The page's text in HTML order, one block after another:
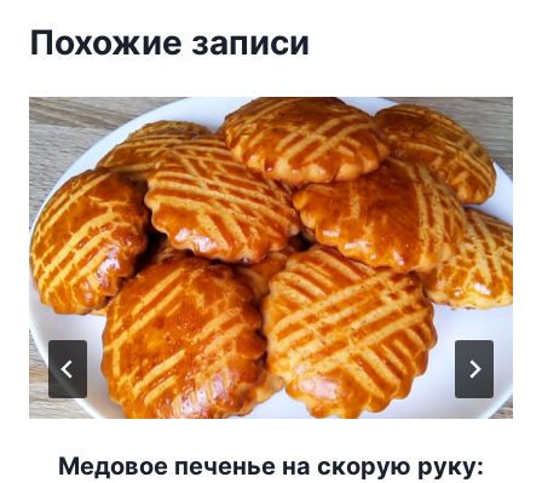
Похожие записи
Медовое печенье на скорую руку: